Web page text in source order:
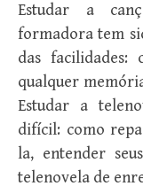
Estudar a
formadora tem
das
qualquer
Estudar a
difícil: como
la, entender
telenovela de